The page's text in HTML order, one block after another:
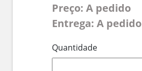
Preço: A pedido
Entrega: A pedido
Quantidade